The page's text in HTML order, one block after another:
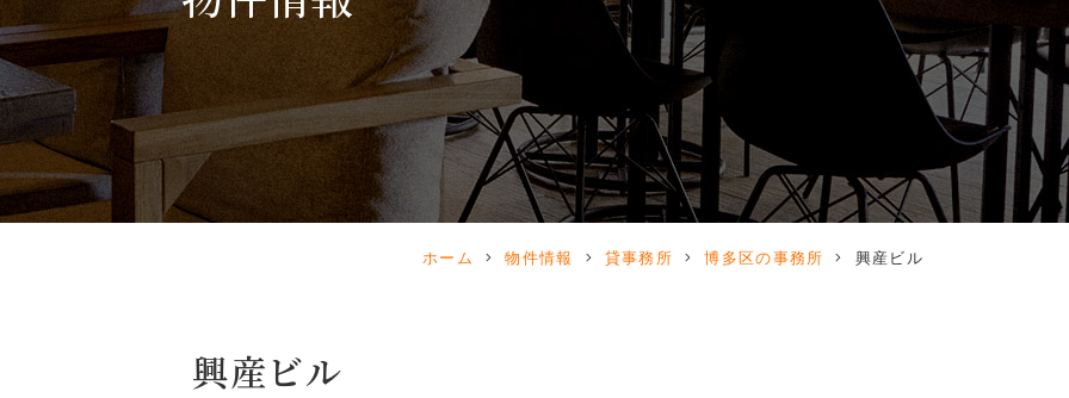
ホーム 物件情報 貸事務所 博多区の事務所 興産ビル
興産ビル